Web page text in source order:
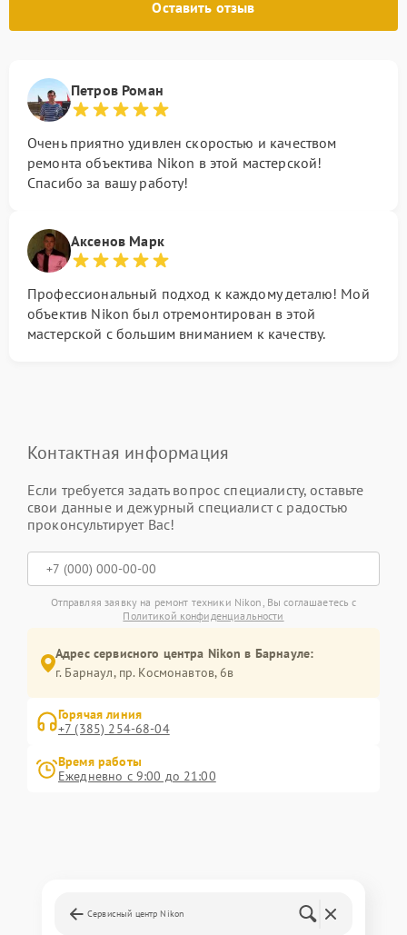
Оставить отзыв
Петров Роман
Очень приятно удивлен скоростью и качеством
ремонта объектива Nikon в этой мастерской!
Спасибо за вашу работу!
Аксенов Марк
Профессиональный подход к каждому деталю! Мой
объектив Nikon был отремонтирован в этой
мастерской с большим вниманием к качеству.
Контактная информация
Если требуется задать вопрос специалисту, оставьте
свои данные и дежурный специалист с радостью
проконсультирует Вас!
Отправляя заявку на ремонт техники Nikon, Вы соглашаетесь с
Политикой конфиденциальности
Адрес сервисного центра Nikon в Барнауле:
г. Барнаул, ​пр. Космонавтов, 6в
Горячая линия
+7 (385) 254-68-04
Время работы
Ежедневно с 9:00 до 21:00
Сервисный центр Nikon